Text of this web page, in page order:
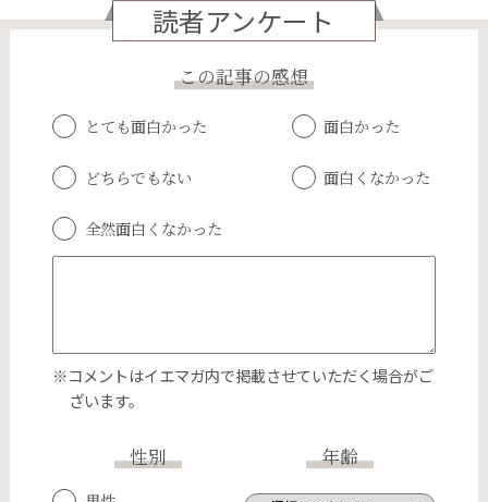
読者アンケート
この記事の感想
とても面白かった 面白かった
どちらでもない 面白くなかった
全然面白くなかった
※コメントはイエマガ内で掲載させていただく場合がご
ざいます。
性別 年齢